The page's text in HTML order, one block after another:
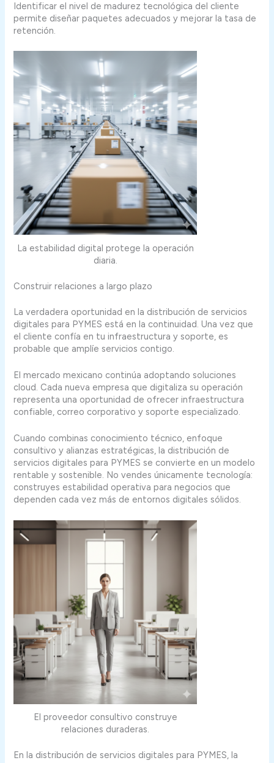
Identificar el nivel de madurez tecnológica del cliente
permite diseñar paquetes adecuados y mejorar la tasa de
retención.
La estabilidad digital protege la operación
diaria.
Construir relaciones a largo plazo
La verdadera oportunidad en la distribución de servicios
digitales para PYMES está en la continuidad. Una vez que
el cliente confía en tu infraestructura y soporte, es
probable que amplíe servicios contigo.
El mercado mexicano continúa adoptando soluciones
cloud. Cada nueva empresa que digitaliza su operación
representa una oportunidad de ofrecer infraestructura
confiable, correo corporativo y soporte especializado.
Cuando combinas conocimiento técnico, enfoque
consultivo y alianzas estratégicas, la distribución de
servicios digitales para PYMES se convierte en un modelo
rentable y sostenible. No vendes únicamente tecnología:
construyes estabilidad operativa para negocios que
dependen cada vez más de entornos digitales sólidos.
El proveedor consultivo construye
relaciones duraderas.
En la distribución de servicios digitales para PYMES, la